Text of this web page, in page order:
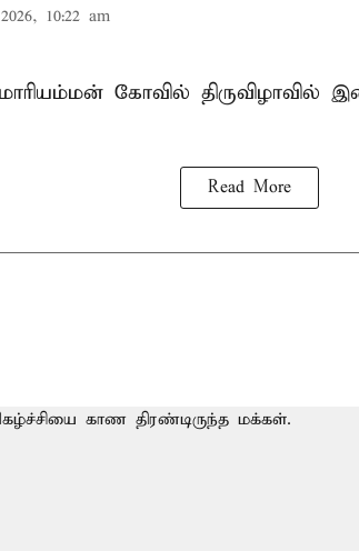
10:22 am
கோவில் திருவிழாவில்
Read More